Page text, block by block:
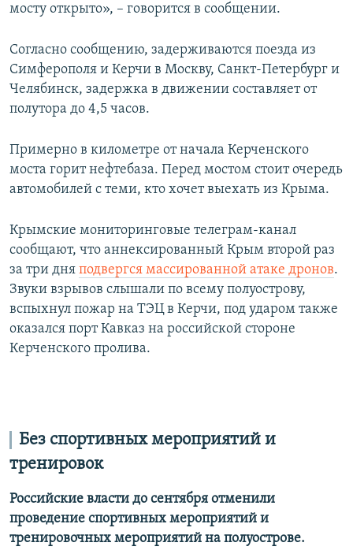
мосту открыто», – говорится в сообщении.
Согласно сообщению, задерживаются поезда из
Симферополя и Керчи в Москву, Санкт-Петербург и
Челябинск, задержка в движении составляет от
полутора до 4,5 часов.
Примерно в километре от начала Керченского
моста горит нефтебаза. Перед мостом стоит очередь
автомобилей с теми, кто хочет выехать из Крыма.
Крымские мониторинговые телеграм-канал
сообщают, что аннексированный Крым второй раз
за три дня подвергся массированной атаке дронов.
Звуки взрывов слышали по всему полуострову,
вспыхнул пожар на ТЭЦ в Керчи, под ударом также
оказался порт Кавказ на российской стороне
Керченского пролива.
Без спортивных мероприятий и
тренировок
Российские власти до сентября отменили
проведение спортивных мероприятий и
тренировочных мероприятий на полуострове.